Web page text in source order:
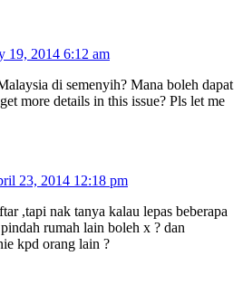
19, 2014 6:12 am
di semenyih? Mana boleh dapat
more details in this issue? Pls let me
23, 2014 12:18 pm
,tapi nak tanya kalau lepas beberapa
rumah lain boleh x ? dan
kpd orang lain ?